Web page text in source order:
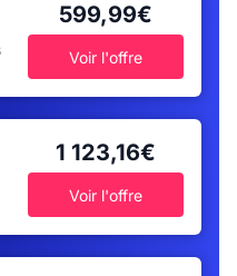
599,99€
Voir l'offre
1 123,16€
Voir l'offre